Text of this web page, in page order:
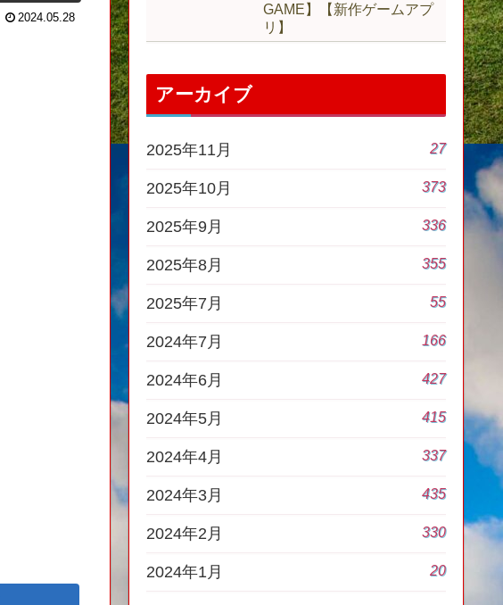
2024.05.28
GAME】【新作ゲームアプ
リ】
アーカイブ
2025年11月 27
2025年10月 373
2025年9月 336
2025年8月 355
2025年7月 55
2024年7月 166
2024年6月 427
2024年5月 415
2024年4月 337
2024年3月 435
2024年2月 330
2024年1月 20